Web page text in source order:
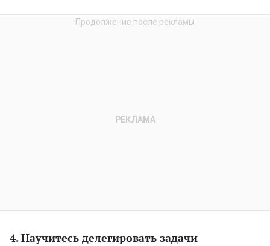
4. Научитесь делегировать задачи